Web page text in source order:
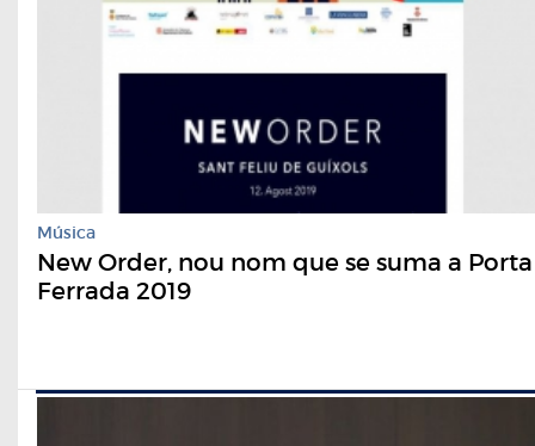
Música
New Order, nou nom que se suma a Porta
Ferrada 2019